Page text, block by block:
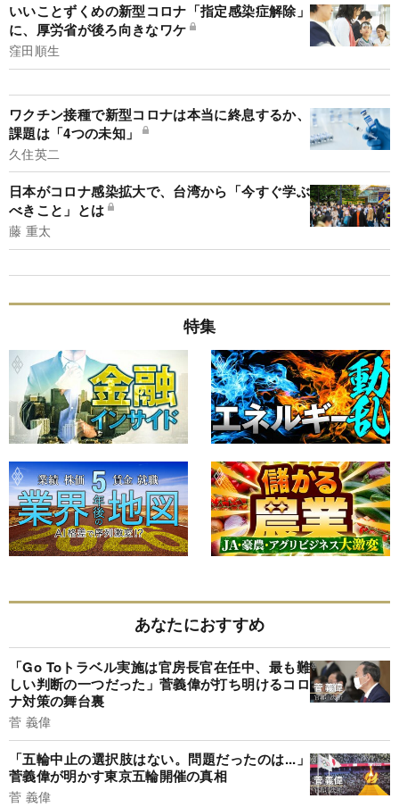
いいことずくめの新型コロナ「指定感染症解除」
に、厚労省が後ろ向きなワケ
窪田順生
ワクチン接種で新型コロナは本当に終息するか、
課題は「4つの未知」
久住英二
日本がコロナ感染拡大で、台湾から「今すぐ学ぶ
べきこと」とは
藤 重太
特集
あなたにおすすめ
「Go Toトラベル実施は官房長官在任中、最も難
しい判断の一つだった」菅義偉が打ち明けるコロ
ナ対策の舞台裏
菅 義偉
「五輪中止の選択肢はない。問題だったのは...」
菅義偉が明かす東京五輪開催の真相
菅 義偉